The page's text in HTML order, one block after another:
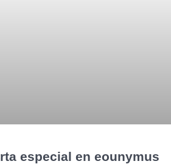
especial en eounymus